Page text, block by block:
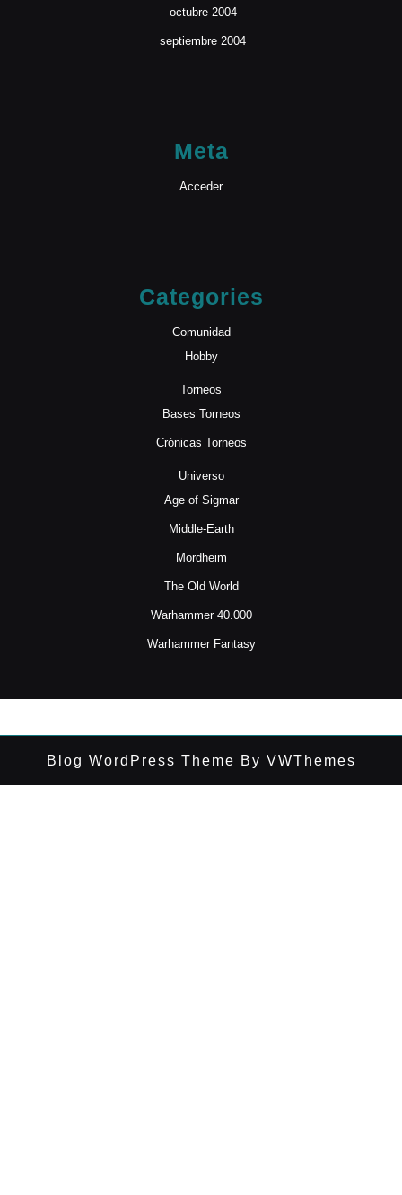
octubre 2004
septiembre 2004
Meta
Acceder
Categories
Comunidad
Hobby
Torneos
Bases Torneos
Crónicas Torneos
Universo
Age of Sigmar
Middle-Earth
Mordheim
The Old World
Warhammer 40.000
Warhammer Fantasy
Blog WordPress Theme By VWThemes